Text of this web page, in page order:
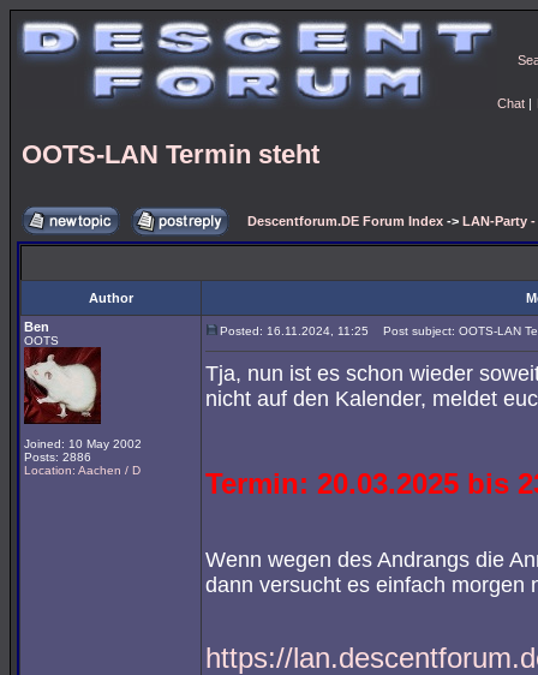
Chat |
OOTS-LAN Termin steht
Descentforum.DE Forum Index -> LAN-Party
Author
Ben
OOTS
Joined: 10 May 2002
Posts: 2886
Location: Aachen / D
Posted: 16.11.2024, 11:25 Post subject: OOTS-LAN
Tja, nun ist es schon wieder
nicht auf den Kalender, meldet
Termin: 20.03.2025 bis
Wenn wegen des Andrangs die
dann versucht es einfach morgen
https://